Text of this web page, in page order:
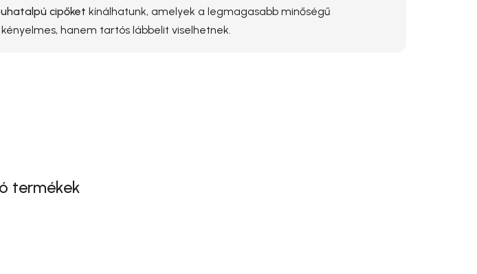
cipőket kínálhatunk, amelyek a legmagasabb minőségű
hanem tartós lábbelit viselhetnek.
termékek